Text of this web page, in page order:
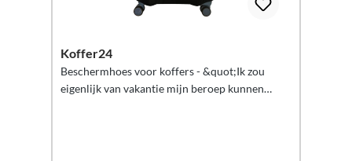
Koffer24
Beschermhoes voor koffers - &quot;Ik zou
eigenlijk van vakantie mijn beroep kunnen